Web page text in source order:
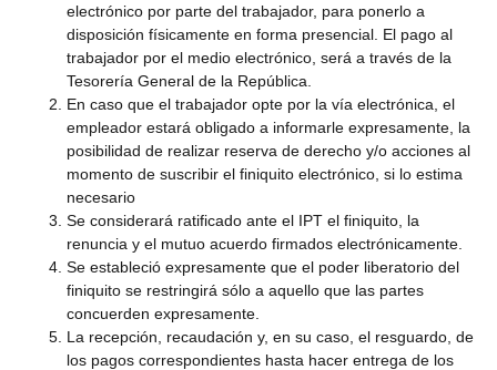
electrónico por parte del trabajador, para ponerlo a
disposición físicamente en forma presencial. El pago al
trabajador por el medio electrónico, será a través de la
Tesorería General de la República.
En caso que el trabajador opte por la vía electrónica, el
empleador estará obligado a informarle expresamente, la
posibilidad de realizar reserva de derecho y/o acciones al
momento de suscribir el finiquito electrónico, si lo estima
necesario
Se considerará ratificado ante el IPT el finiquito, la
renuncia y el mutuo acuerdo firmados electrónicamente.
Se estableció expresamente que el poder liberatorio del
finiquito se restringirá sólo a aquello que las partes
concuerden expresamente.
La recepción, recaudación y, en su caso, el resguardo, de
los pagos correspondientes hasta hacer entrega de los